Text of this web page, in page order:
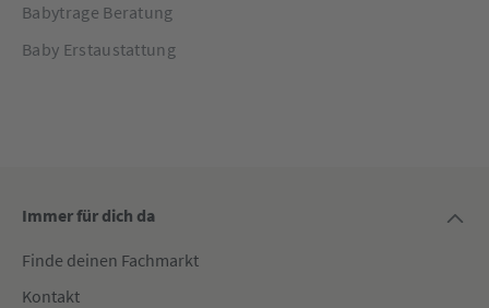
Babytrage Beratung
Baby Erstaustattung
Immer für dich da
Finde deinen Fachmarkt
Kontakt